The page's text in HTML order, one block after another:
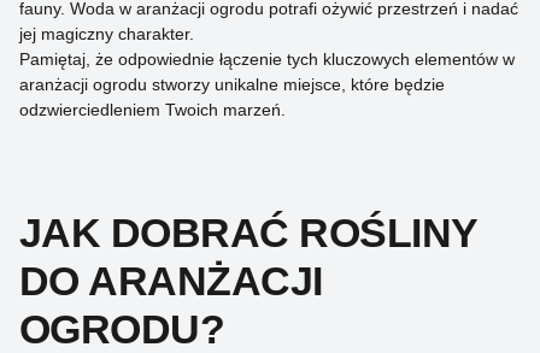
fauny. Woda w aranżacji ogrodu potrafi ożywić przestrzeń i nadać
jej magiczny charakter.
Pamiętaj, że odpowiednie łączenie tych kluczowych elementów w
aranżacji ogrodu stworzy unikalne miejsce, które będzie
odzwierciedleniem Twoich marzeń.
JAK DOBRAĆ ROŚLINY
DO ARANŻACJI
OGRODU?